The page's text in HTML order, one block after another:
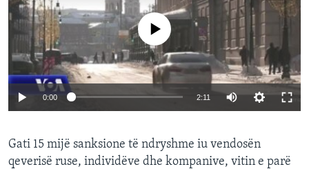
No media source currently available
0:00 2:11
Gati 15 mijë sanksione të ndryshme iu vendosën
qeverisë ruse, individëve dhe kompanive, vitin e parë